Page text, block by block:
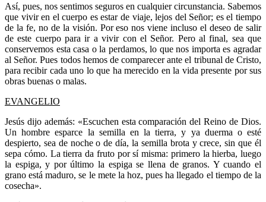
Así, pues, nos sentimos seguros en cualquier circunstancia. Sabemos
que vivir en el cuerpo es estar de viaje, lejos del Señor; es el tiempo
de la fe, no de la visión. Por eso nos viene incluso el deseo de salir
de este cuerpo para ir a vivir con el Señor. Pero al final, sea que
conservemos esta casa o la perdamos, lo que nos importa es agradar
al Señor. Pues todos hemos de comparecer ante el tribunal de Cristo,
para recibir cada uno lo que ha merecido en la vida presente por sus
obras buenas o malas.
EVANGELIO
Jesús dijo además: «Escuchen esta comparación del Reino de Dios.
Un hombre esparce la semilla en la tierra, y ya duerma o esté
despierto, sea de noche o de día, la semilla brota y crece, sin que él
sepa cómo. La tierra da fruto por sí misma: primero la hierba, luego
la espiga, y por último la espiga se llena de granos. Y cuando el
grano está maduro, se le mete la hoz, pues ha llegado el tiempo de la
cosecha».